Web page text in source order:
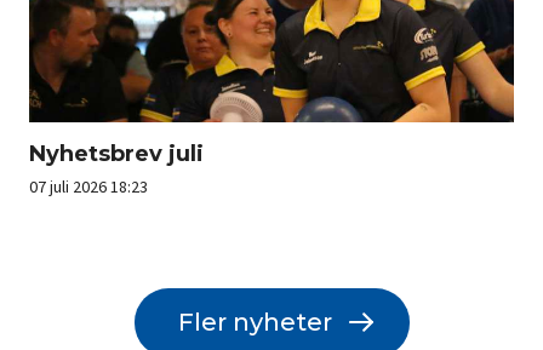
Nyhetsbrev juli
07 juli 2026 18:23
Fler nyheter